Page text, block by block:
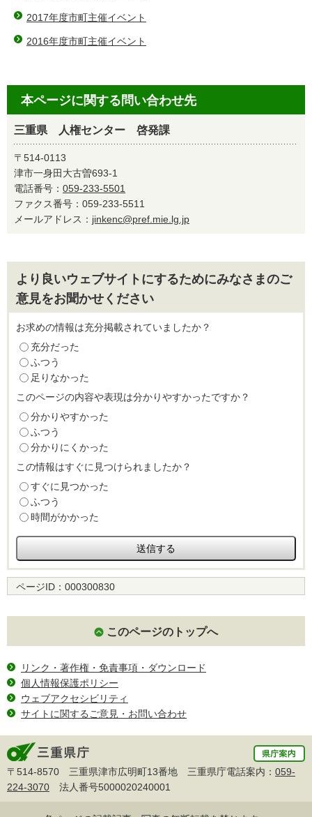
2017年度市町主催イベント
2016年度市町主催イベント
本ページに関する問い合わせ先
三重県 人権センター 啓発課
〒514-0113
津市一身田大古曽693-1
電話番号： 059-233-5501
ファクス番号：059-233-5511
メールアドレス： jinkenc@pref.mie.lg.jp
より良いウェブサイトにするためにみなさまのご
意見をお聞かせください
お求めの情報は充分掲載されていましたか？
充分だった
ふつう
足りなかった
このページの内容や表現は分かりやすかったですか？
分かりやすかった
ふつう
分かりにくかった
この情報はすぐに見つけられましたか？
すぐに見つかった
ふつう
時間がかかった
ページID： 000300830
このページのトップへ
リンク・著作権・免責事項・ダウンロード
個人情報保護ポリシー
ウェブアクセシビリティ
サイトに関するご意見・お問い合わせ
〒514-8570 三重県津市広明町13番地 三重県庁電話案内： 059-
224-3070 法人番号5000020240001